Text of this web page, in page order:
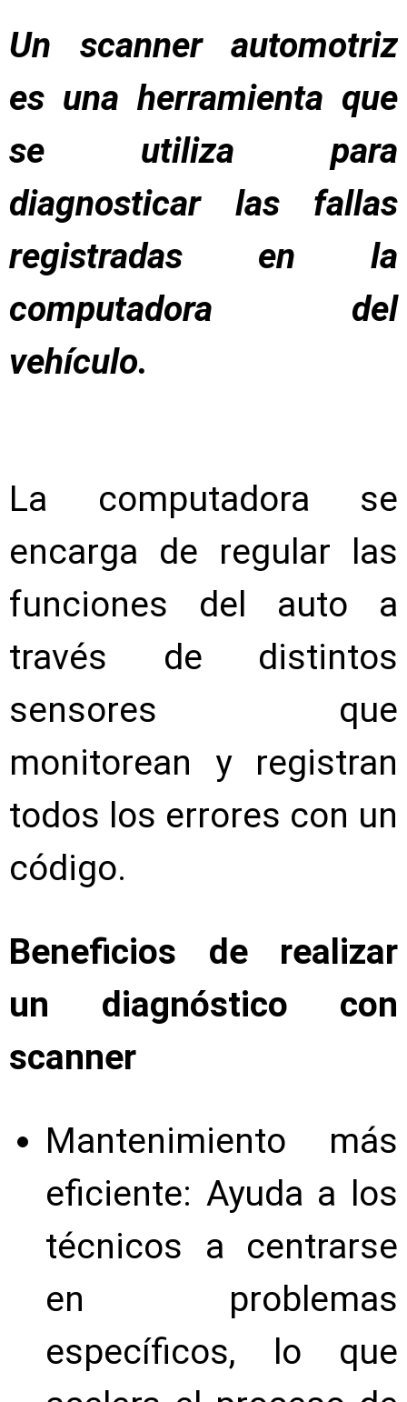
Un scanner automotriz
es una herramienta que
se utiliza para
diagnosticar las fallas
registradas en la
computadora del
vehículo.
La computadora se
encarga de regular las
funciones del auto a
través de distintos
sensores que
monitorean y registran
todos los errores con un
código.
Beneficios de realizar
un diagnóstico con
scanner
Mantenimiento más
eficiente: Ayuda a los
técnicos a centrarse
en problemas
específicos, lo que